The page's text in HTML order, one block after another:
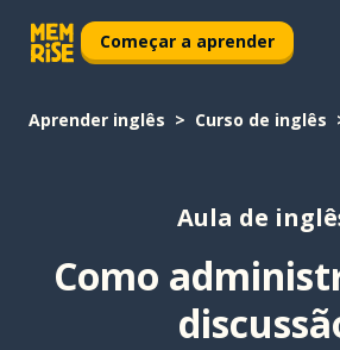
Começar a aprender
Aprender inglês Curso de inglês
Aula de
Como